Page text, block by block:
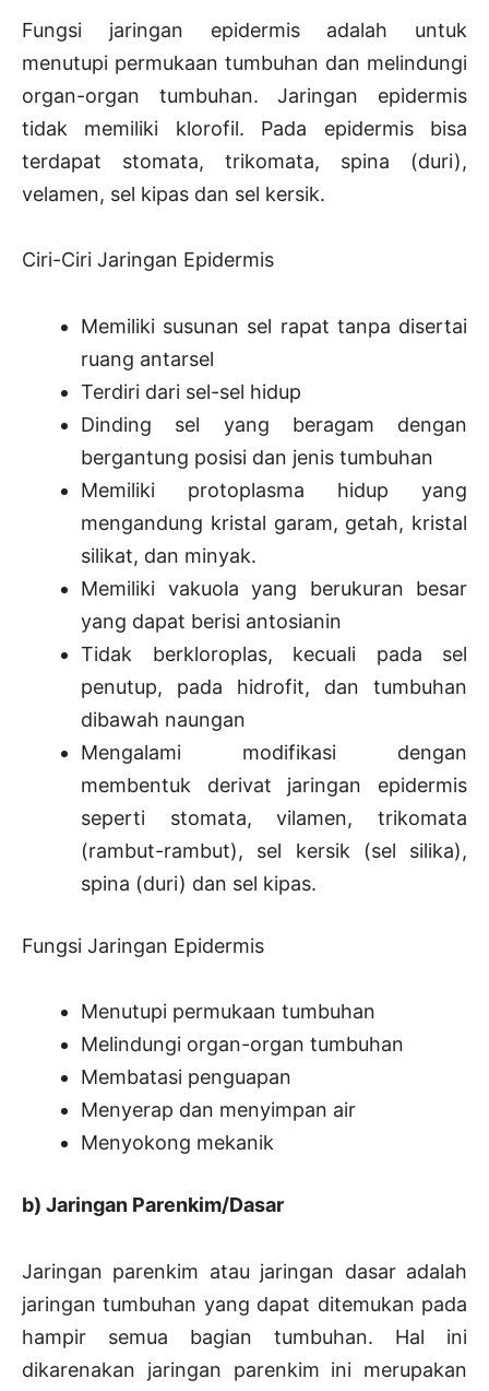
Fungsi jaringan epidermis adalah untuk
menutupi permukaan tumbuhan dan melindungi
organ-organ tumbuhan. Jaringan epidermis
tidak memiliki klorofil. Pada epidermis bisa
terdapat stomata, trikomata, spina (duri),
velamen, sel kipas dan sel kersik.
Ciri-Ciri Jaringan Epidermis
Memiliki susunan sel rapat tanpa disertai
ruang antarsel
Terdiri dari sel-sel hidup
Dinding sel yang beragam dengan
bergantung posisi dan jenis tumbuhan
Memiliki protoplasma hidup yang
mengandung kristal garam, getah, kristal
silikat, dan minyak.
Memiliki vakuola yang berukuran besar
yang dapat berisi antosianin
Tidak berkloroplas, kecuali pada sel
penutup, pada hidrofit, dan tumbuhan
dibawah naungan
Mengalami modifikasi dengan
membentuk derivat jaringan epidermis
seperti stomata, vilamen, trikomata
(rambut-rambut), sel kersik (sel silika),
spina (duri) dan sel kipas.
Fungsi Jaringan Epidermis
Menutupi permukaan tumbuhan
Melindungi organ-organ tumbuhan
Membatasi penguapan
Menyerap dan menyimpan air
Menyokong mekanik
b) Jaringan Parenkim/Dasar
Jaringan parenkim atau jaringan dasar adalah
jaringan tumbuhan yang dapat ditemukan pada
hampir semua bagian tumbuhan. Hal ini
dikarenakan jaringan parenkim ini merupakan